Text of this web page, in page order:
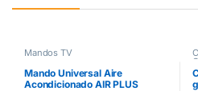
Mandos TV
Mando Universal Aire
Acondicionado AIR PLUS